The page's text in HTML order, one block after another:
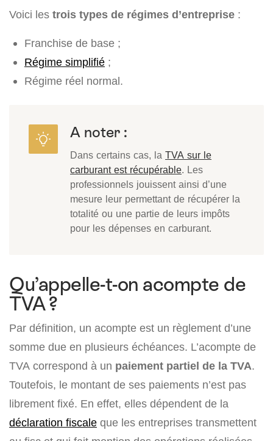
Voici les trois types de régimes d’entreprise :
Franchise de base ;
Régime simplifié ;
Régime réel normal.
A noter :
Dans certains cas, la TVA sur le
carburant est récupérable. Les
professionnels jouissent ainsi d’une
mesure leur permettant de récupérer la
totalité ou une partie de leurs impôts
pour les dépenses en carburant.
Qu’appelle-t-on acompte de
TVA ?
Par définition, un acompte est un règlement d’une
somme due en plusieurs échéances. L’acompte de
TVA correspond à un paiement partiel de la TVA.
Toutefois, le montant de ses paiements n’est pas
librement fixé. En effet, elles dépendent de la
déclaration fiscale que les entreprises transmettent